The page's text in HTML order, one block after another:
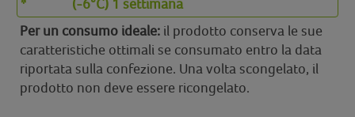
Per un consumo ideale: il prodotto conserva le sue
caratteristiche ottimali se consumato entro la data
riportata sulla confezione. Una volta scongelato, il
prodotto non deve essere ricongelato.